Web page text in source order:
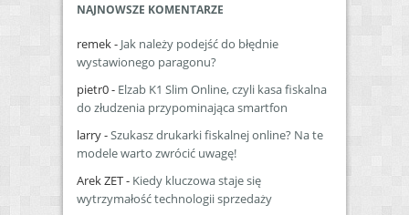
NAJNOWSZE KOMENTARZE
remek- Jak należy podejść do błędnie
wystawionego paragonu?
pietr0- Elzab K1 Slim Online, czyli kasa fiskalna
do złudzenia przypominająca smartfon
larry-Szukasz drukarki fiskalnej online? Na te
modele warto zwrócić uwagę!
Arek ZET- Kiedy kluczowa staje się
wytrzymałość technologii sprzedaży